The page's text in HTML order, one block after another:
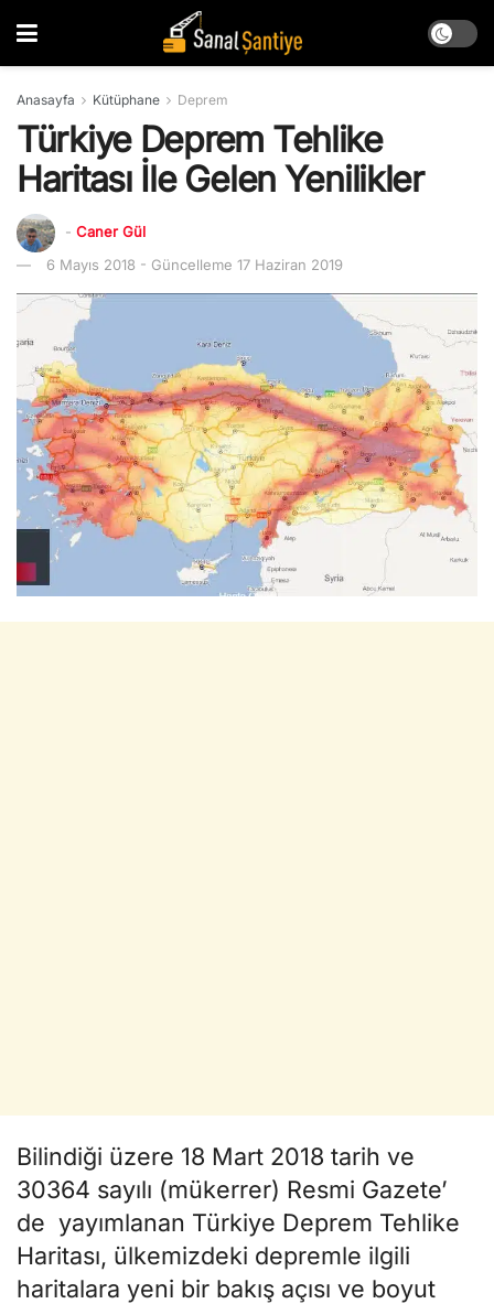
Anasayfa Kütüphane Deprem
Türkiye Deprem Tehlike
Haritası İle Gelen Yenilikler
- Caner Gül
6 Mayıs 2018 - Güncelleme 17 Haziran 2019
Bilindiği üzere 18 Mart 2018 tarih ve
30364 sayılı (mükerrer) Resmi Gazete’
de yayımlanan Türkiye Deprem Tehlike
Haritası, ülkemizdeki depremle ilgili
haritalara yeni bir bakış açısı ve boyut